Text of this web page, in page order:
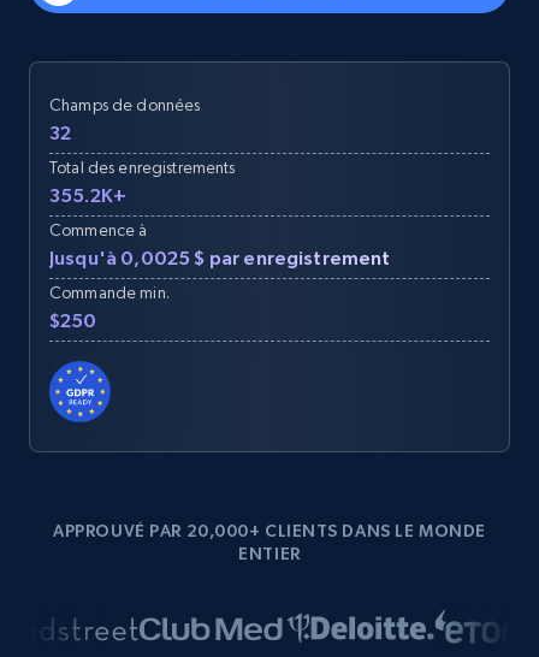
Champs de données
32
Total des enregistrements
355.2K+
Commence à
Jusqu'à 0,0025 $ par enregistrement
Commande min.
$250
APPROUVÉ PAR 20,000+ CLIENTS DANS LE MONDE
ENTIER